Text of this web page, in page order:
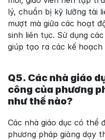
lý, chuẩn bị kỹ lưỡng tài
mượt mà giữa các hoạt
sinh liên tục. Sử dụng
giúp tạo ra các kế
Q5. Các nhà giáo
công của phương
như thế nào?
Các nhà giáo dục có thể
phương pháp giảng dạy